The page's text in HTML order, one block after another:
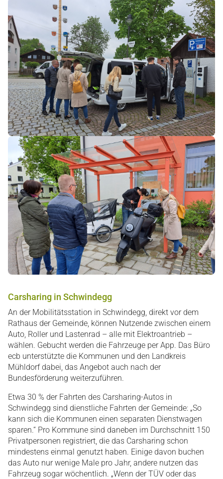
Carsharing in Schwindegg
An der Mobilitätsstation in Schwindegg, direkt vor dem
Rathaus der Gemeinde, können Nutzende zwischen einem
Auto, Roller und Lastenrad – alle mit Elektroantrieb –
wählen. Gebucht werden die Fahrzeuge per App. Das Büro
ecb unterstützte die Kommunen und den Landkreis
Mühldorf dabei, das Angebot auch nach der
Bundesförderung weiterzuführen.
Etwa 30 % der Fahrten des Carsharing-Autos in
Schwindegg sind dienstliche Fahrten der Gemeinde: „So
kann sich die Kommunen einen separaten Dienstwagen
sparen.“ Pro Kommune sind daneben im Durchschnitt 150
Privatpersonen registriert, die das Carsharing schon
mindestens einmal genutzt haben. Einige davon buchen
das Auto nur wenige Male pro Jahr, andere nutzen das
Fahrzeug sogar wöchentlich. „Wenn der TÜV oder das